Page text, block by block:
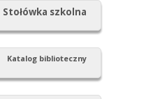
Stołówka szkolna
Katalog biblioteczny